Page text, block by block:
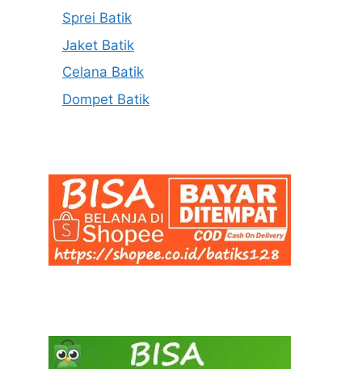
Sprei Batik
Jaket Batik
Celana Batik
Dompet Batik